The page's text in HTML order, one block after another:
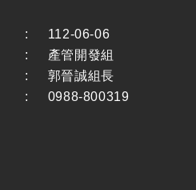
:
112-06-06
:
產管開發組
:
郭晉誠組長
: 0988-800319